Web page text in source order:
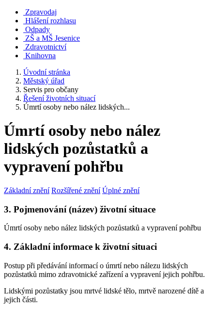
Zpravodaj
Hlášení rozhlasu
Odpady
ZŠ a MŠ Jesenice
Zdravotnictví
Knihovna
Úvodní stránka
Městský úřad
Servis pro občany
Řešení životních situací
Úmrtí osoby nebo nález lidských...
Úmrtí osoby nebo nález
lidských pozůstatků a
vypravení pohřbu
Základní znění Rozšířené znění Úplné znění
3. Pojmenování (název) životní situace
Úmrtí osoby nebo nález lidských pozůstatků a vypravení pohřbu
4. Základní informace k životní situaci
Postup při předávání informací o úmrtí nebo nálezu lidských
pozůstatků mimo zdravotnické zařízení a vypravení jejich pohřbu.
Lidskými pozůstatky jsou mrtvé lidské tělo, mrtvě narozené dítě a
jejich části.